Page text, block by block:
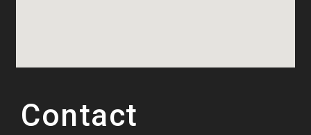
Contact